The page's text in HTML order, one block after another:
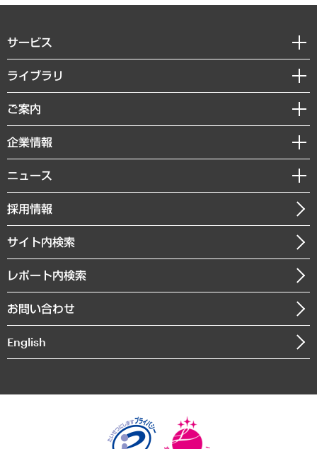
サービス
経営戦略
組織・人事戦略
デジタルイノベーション
共生・ダイバーシティ
GRC（ガバナンス・リスク・コンプライアンス）・防災（政策）
経済・産業・雇用・労働
まちづくり・観光・交通・スポーツ・スマートシティ
自然資源・農林水産業・食料システム
ライブラリ
経済調査
レポート
コラム
経営用語集
受託・受注実績（官公庁関連）
メディア掲載・出演
ご案内
セミナー・イベント情報
MUFGビジネスセミナー
受託案件情報
企業情報
私たちの想い
社長メッセージ
会社概要
沿革
組織図・本部部室紹介
インドネシア現地法人
個人情報保護方針
ニュース
ニュースリリース
お知らせ
採用情報
サイト内検索
レポート内検索
お問い合わせ
English